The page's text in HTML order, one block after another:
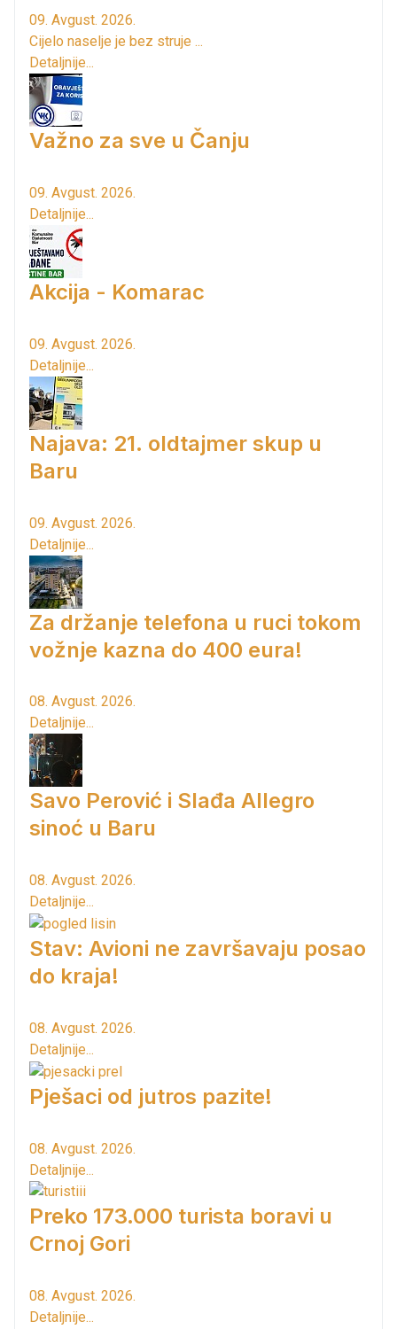
09. Avgust. 2026.
Cijelo naselje je bez struje ...
Detaljnije...
Važno za sve u Čanju
09. Avgust. 2026.
Detaljnije...
Akcija - Komarac
09. Avgust. 2026.
Detaljnije...
Najava: 21. oldtajmer skup u
Baru
09. Avgust. 2026.
Detaljnije...
Za držanje telefona u ruci tokom
vožnje kazna do 400 eura!
08. Avgust. 2026.
Detaljnije...
Savo Perović i Slađa Allegro
sinoć u Baru
08. Avgust. 2026.
Detaljnije...
Stav: Avioni ne završavaju posao
do kraja!
08. Avgust. 2026.
Detaljnije...
Pješaci od jutros pazite!
08. Avgust. 2026.
Detaljnije...
Preko 173.000 turista boravi u
Crnoj Gori
08. Avgust. 2026.
Detaljnije...